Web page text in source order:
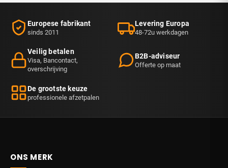
Europese fabrikant
sinds 2011
Levering Europa
48-72u werkdagen
Veilig betalen
Visa, Bancontact,
overschrijving
B2B-adviseur
Offerte op maat
De grootste keuze
professionele afzetpalen
ONS MERK